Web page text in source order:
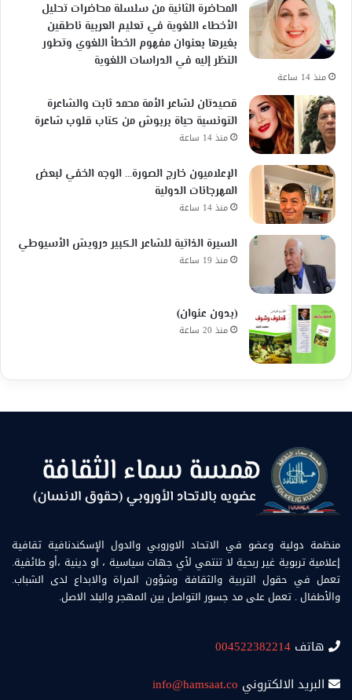
المحاضرة الثانية من سلسلة محاضرات تحليل
الأخطاء اللغوية في تعليم العربية ناطقين
بغيرها بعنوان مفهوم الخطأ اللغوي وتطور
النظر إليه في الدراسات اللغوية
منذ 14 ساعة
قصيدتان لشاعر الأمة محمد ثابت والشاعرة
التونسية حياة بربوش من كتاب قلوب شاعرة
منذ 14 ساعة
الإعلاميون خارج الصورة… الوجه الخفي لبعض
المهرجانات الدولية
منذ 14 ساعة
السيرة الذاتية للشاعر الكبير درويش الأسيوطي
منذ 19 ساعة
(بدون عنوان)
منذ 20 ساعة
منظمة دولية وعضو في الاتحاد الاوروبي والدول الإسكندنافية ثقافية
إعلامية تربوية غير ربحية لا تنتمي لأي جهات سياسية ، او دينية ،أو طائفية.
تعمل في حقول التربية والثقافة وشؤون المراة والابداع لدى الشباب.
والأطفال . تعمل على مد جسور التواصل بين المهجر والبلد الاصل.
هاتف 004522382214
البريد الالكتروني info@hamsaat.co